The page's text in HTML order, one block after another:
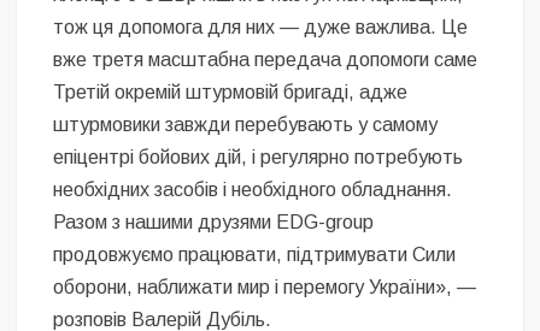
тож ця допомога для них — дуже важлива. Це
вже третя масштабна передача допомоги саме
Третій окремій штурмовій бригаді, адже
штурмовики завжди перебувають у самому
епіцентрі бойових дій, і регулярно потребують
необхідних засобів і необхідного обладнання.
Разом з нашими друзями EDG-group
продовжуємо працювати, підтримувати Сили
оборони, наближати мир і перемогу України», —
розповів Валерій Дубіль.